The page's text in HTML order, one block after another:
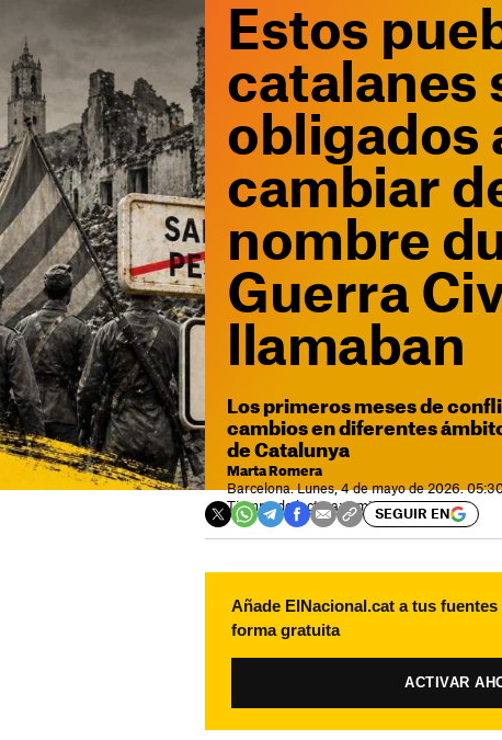
Estos
catalanes
obligados
cambiar
nombre
Guerra
llamaban
Los primeros meses de
cambios en diferentes
de Catalunya
Marta Romera
Barcelona. Lunes, 4 de mayo de 2026.
Tiempo de lectura: 2 minutos
SEGUIR EN
Añade ElNacional.cat a tus
forma gratuita
ACTIVAR